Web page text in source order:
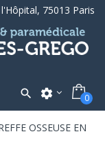
75013 Paris
 settings 0
OSSEUSE EN